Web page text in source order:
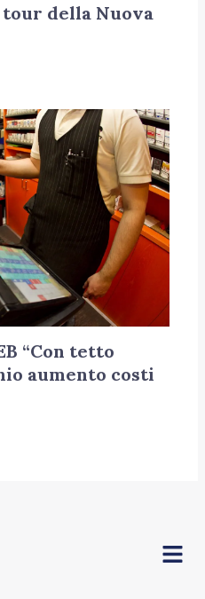
della Nuova
“Con tetto
aumento costi
Menu